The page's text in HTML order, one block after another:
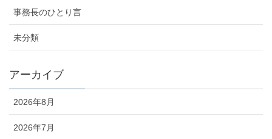
事務長のひとり言
未分類
アーカイブ
2026年8月
2026年7月